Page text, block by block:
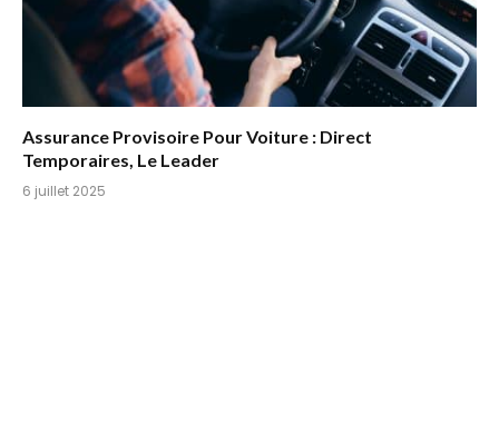
Assurance Provisoire Pour Voiture : Direct
Temporaires, Le Leader
6 juillet 2025